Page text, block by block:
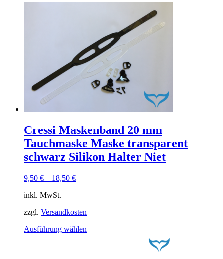
Cressi Maskenband 20 mm
Tauchmaske Maske transparent
schwarz Silikon Halter Niet
9,50 € – 18,50 €
inkl. MwSt.
zzgl. Versandkosten
Ausführung wählen